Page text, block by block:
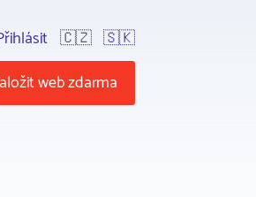
🇨🇿 🇸🇰
web zdarma